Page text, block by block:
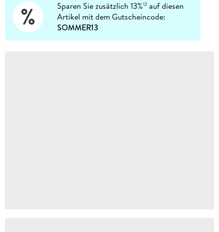
Sparen Sie zusätzlich 13%12 auf diesen
Artikel mit dem Gutscheincode:
SOMMER13